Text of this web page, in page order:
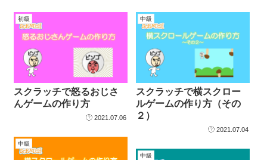
初級
スクラッチで怒るおじさ
んゲームの作り方
2021.07.06
中級
スクラッチで横スクロー
ルゲームの作り方（その
２）
2021.07.04
中級
中級